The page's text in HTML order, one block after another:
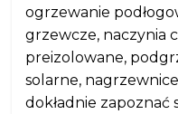
ogrzewanie
grzewcze, naczynia
preizolowane,
solarne,
dokładnie zapoznać